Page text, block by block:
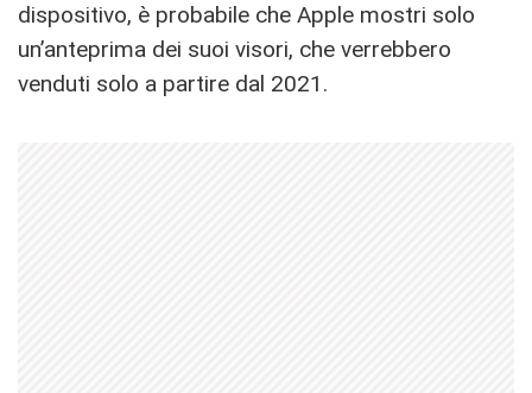
dispositivo, è probabile che Apple mostri solo
un’anteprima dei suoi visori, che verrebbero
venduti solo a partire dal 2021.